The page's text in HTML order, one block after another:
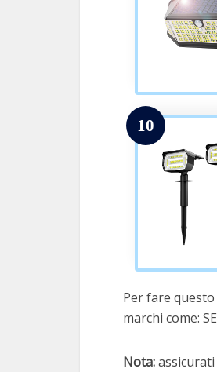
10
Per fare
marchi come:
Nota: